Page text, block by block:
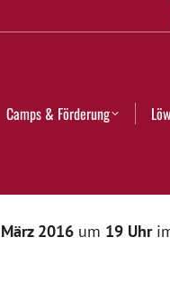
Camps & Förderung
2016 um 19 Uhr
Löwen gesucht